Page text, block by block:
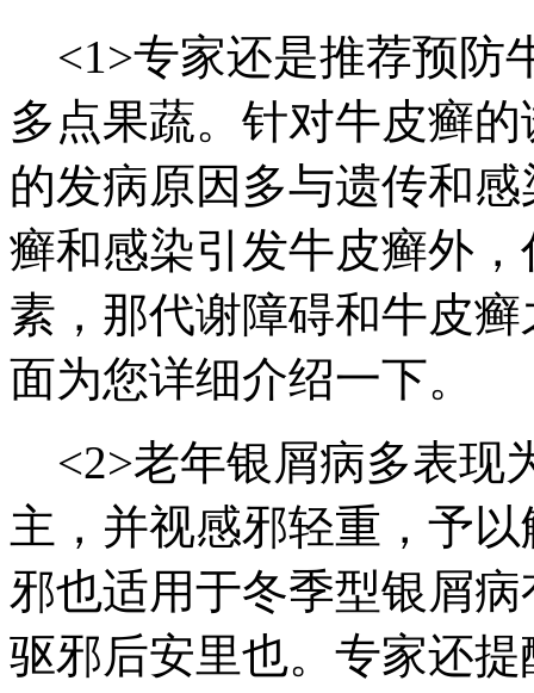
<1>专家还是推荐预防
多点果蔬。针对牛皮癣
的发病原因多与遗传和
癣和感染引发牛皮癣外
素，那代谢障碍和牛皮
面为您详细介绍一下。
<2>老年银屑病多表现
主，并视感邪轻重，予
邪也适用于冬季型银屑
驱邪后安里也。专家还